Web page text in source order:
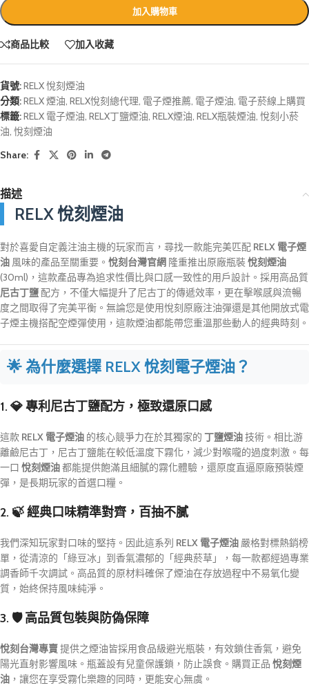
加入購物車
商品比較 加入收藏
貨號:RELX 悅刻煙油
分類:RELX 煙油, RELX悅刻總代理, 電子煙推薦, 電子煙油, 電子菸線上購買
標籤:RELX 電子煙油, RELX丁鹽煙油, RELX煙油, RELX瓶裝煙油, 悅刻小菸
油, 悅刻煙油
Share:
描述
RELX 悅刻煙油
對於喜愛自定義注油主機的玩家而言，尋找一款能完美匹配 RELX 電子煙
油 風味的產品至關重要。 悅刻台灣官網 隆重推出原廠瓶裝悅刻煙油
(30ml)，這款產品專為追求性價比與口感一致性的用戶設計。採用高品質
尼古丁鹽配方，不僅大幅提升了尼古丁的傳遞效率，更在擊喉感與流暢
度之間取得了完美平衡。無論您是使用悅刻原廠注油彈還是其他開放式電
子煙主機搭配空煙彈使用，這款煙油都能帶您重溫那些動人的經典時刻。
🌟 為什麼選擇 RELX 悅刻電子煙油？
1. 💎 專利尼古丁鹽配方，極致還原口感
這款 RELX 電子煙油 的核心競爭力在於其獨家的 丁鹽煙油技術。相比游
離鹼尼古丁，尼古丁鹽能在較低溫度下霧化，減少對喉嚨的過度刺激。每
一口 悅刻煙油都能提供飽滿且細膩的霧化體驗，還原度直逼原廠預裝煙
彈，是長期玩家的首選口糧。
2. 🍃 經典口味精準對齊，百抽不膩
我們深知玩家對口味的堅持。因此這系列 RELX 電子煙油 嚴格對標熱銷榜
單，從清涼的「綠豆冰」到香氣濃郁的「經典菸草」，每一款都經過專業
調香師千次調試。高品質的原材料確保了煙油在存放過程中不易氧化變
質，始終保持風味純淨。
3. 🛡️ 高品質包裝與防偽保障
悅刻台灣專賣提供之煙油皆採用食品級避光瓶裝，有效鎖住香氣，避免
陽光直射影響風味。瓶蓋設有兒童保護鎖，防止誤食。購買正品 悅刻煙
油 ，讓您在享受霧化樂趣的同時，更能安心無虞。